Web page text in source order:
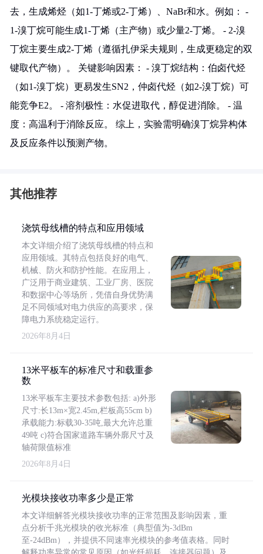
去，生成烯烃（如1-丁烯或2-丁烯）、NaBr和水。例如： -
1-溴丁烷可能生成1-丁烯（主产物）或少量2-丁烯。 - 2-溴
丁烷主要生成2-丁烯（遵循扎伊采夫规则，生成更稳定的双
键取代产物）。 关键影响因素： - 溴丁烷结构：伯卤代烃
（如1-溴丁烷）更易发生SN2，仲卤代烃（如2-溴丁烷）可
能竞争E2。 - 溶剂极性：水促进取代，醇促进消除。 - 温
度：高温利于消除反应。 综上，实验需明确溴丁烷异构体
及反应条件以预测产物。
其他推荐
浇筑母线槽的特点和应用领域
本文详细介绍了浇筑母线槽的特点和
应用领域。其特点包括良好的电气、
机械、防火和防护性能。在应用上，
广泛用于商业建筑、工业厂房、医院
和数据中心等场所，凭借自身优势满
足不同领域对电力供应的高要求，保
障电力系统稳定运行。
2026年8月4日
13米平板车的标准尺寸和载重参
数
13米平板车主要技术参数包括: a)外形
尺寸:长13m×宽2.45m,栏板高55cm b)
承载能力:标载30-35吨,最大允许总重
49吨 c)符合国家道路车辆外廓尺寸及
轴荷限值标准
2026年8月4日
光模块接收功率多少是正常
本文详细解答光模块接收功率的正常范围及影响因素，重
点分析千兆光模块的收光标准（典型值为-3dBm
至-24dBm），并提供不同速率光模块的参考值表格。同时